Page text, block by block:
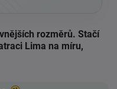
rozměrů. Stačí
Lima na míru,